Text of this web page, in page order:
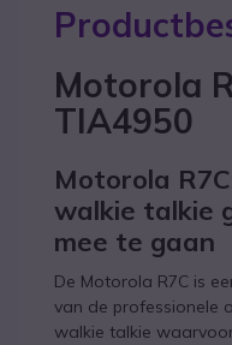
Motorola
TIA4950
Motorola
walkie talkie
mee te gaan
De Motorola R7C is
van de professionele
walkie talkie